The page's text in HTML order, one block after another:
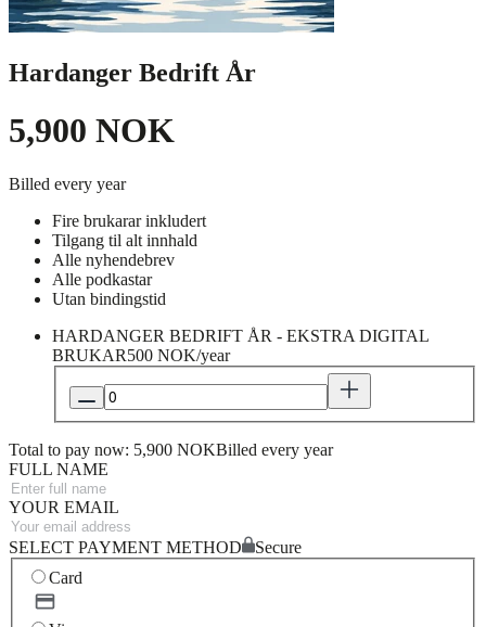
Hardanger Bedrift År
5,900 NOK
Billed every year
Fire brukarar inkludert
Tilgang til alt innhald
Alle nyhendebrev
Alle podkastar
Utan bindingstid
HARDANGER BEDRIFT ÅR - EKSTRA DIGITAL
BRUKAR500 NOK/year
Total to pay now: 5,900 NOKBilled every year
FULL NAME
YOUR EMAIL
SELECT PAYMENT METHOD
Secure
Card